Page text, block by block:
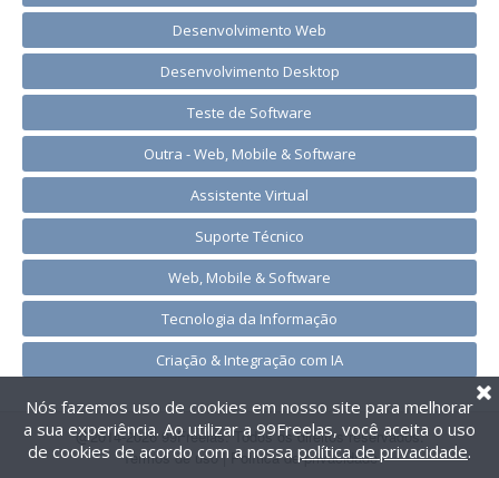
Desenvolvimento Web
Desenvolvimento Desktop
Teste de Software
Outra - Web, Mobile & Software
Assistente Virtual
Suporte Técnico
Web, Mobile & Software
Tecnologia da Informação
Criação & Integração com IA
@2014-2026 99Freelas. Todos os direitos reservados.
Termos de uso| Política de privacidade
Nós fazemos uso de cookies em nosso site para melhorar
a sua experiência. Ao utilizar a 99Freelas, você aceita o uso
de cookies de acordo com a nossa política de privacidade.